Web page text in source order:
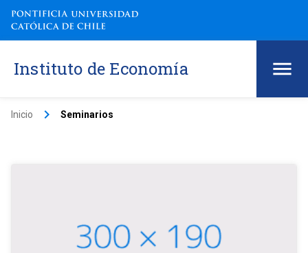
Instituto de Economía
Inicio keyboard_arrow_right Seminarios